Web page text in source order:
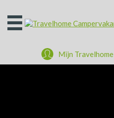
Open
het
Mijn Travelhome